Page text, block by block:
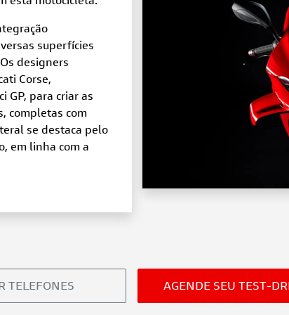
superfícies
designers
Corse,
GP, para criar as
completas com
se destaca pelo
em linha com a
TELEFONES AGENDE SEU TEST-